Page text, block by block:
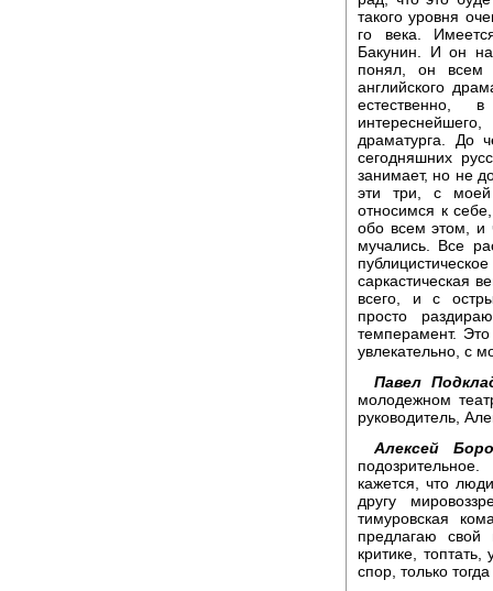
такого уровня
го века.
Бакунин. И он
понял, он всем
английского
естественно,
драматурга. До
сегодняшних
занимает, но не
эти три, с моей
относимся к
обо всем этом, и
мучались. Все
саркастическая
всего, и с
просто
темперамент.
увлекательно, с
Павел
молодежном
руководитель,
Алексей
кажется, что
другу
тимуровская
предлагаю
критике,
спор, только